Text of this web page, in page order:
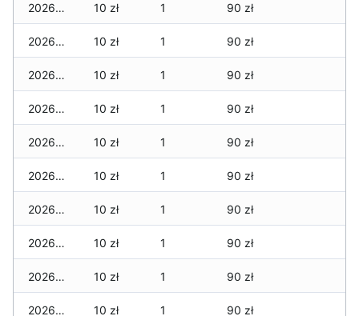
2026-03-10 10 zł 1 90 zł
2026-03-09 10 zł 1 90 zł
2026-03-08 10 zł 1 90 zł
2026-03-07 10 zł 1 90 zł
2026-03-06 10 zł 1 90 zł
2026-03-05 10 zł 1 90 zł
2026-03-04 10 zł 1 90 zł
2026-03-03 10 zł 1 90 zł
2026-03-02 10 zł 1 90 zł
2026-03-01 10 zł 1 90 zł